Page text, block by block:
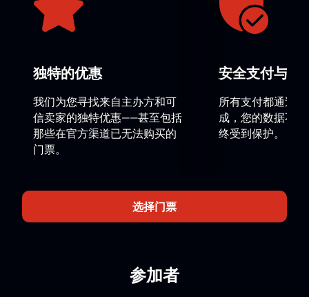
蕾舞劇的情節梗概沒有太大變化，但編舞配樂經過重新
思考，使製作更加精緻，情感更加豐富。此次更新讓觀
對於那些想要參加這項重要活動的人，可以提前購買門
購買芭蕾舞劇《俄羅斯哈姆雷特》門票（參觀 B. 艾夫
曼芭蕾舞劇院）到陝西大劇院在我們的網站上。
独特的优惠
我们为您寻找来自主办方和可
信卖家的独特优惠——甚至包括
那些在官方渠道已无法购买的
门票。
安全支付与数
所有支付都通过
成，您的数据不
终受到保护。
选择门票
参加者